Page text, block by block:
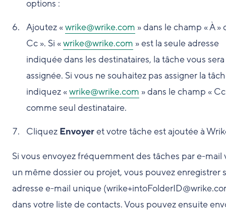
options :
Ajoutez «wrike@wrike.com » dans le champ « À »
Cc ». Si «wrike@wrike.com » est la seule adresse
indiquée dans les destinataires, la tâche vous sera
assignée. Si vous ne souhaitez pas assigner la
indiquez «wrike@wrike.com » dans le champ «
comme seul destinataire.
Cliquez Envoyeret votre tâche est ajoutée à
Si vous envoyez fréquemment des tâches par e-mail
un même dossier ou projet, vous pouvez enregistrer
adresse e-mail unique
dans votre liste de contacts. Vous pouvez ensuite